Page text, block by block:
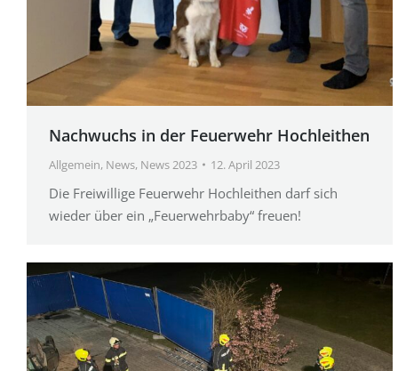
Nachwuchs in der Feuerwehr Hochleithen
Allgemein, News, News 2023 12. April 2023
Die Freiwillige Feuerwehr Hochleithen darf sich
wieder über ein „Feuerwehrbaby“ freuen!